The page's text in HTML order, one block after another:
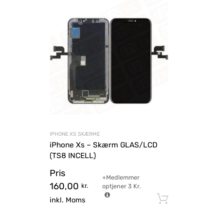
IPHONE XS SKÆRME
iPhone Xs – Skærm GLAS/LCD
(TS8 INCELL)
Pris
160,00 kr.
inkl. Moms
+Medlemmer
optjener3 Kr.